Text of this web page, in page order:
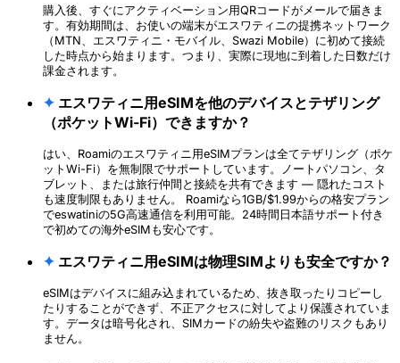
購入後、すぐにアクティベーション用QRコードがメールで届きま
す。有効期間は、お使いの端末がエスワティニの提携ネットワーク
（MTN、エスワティニ・モバイル、Swazi Mobile）に初めて接続
した時点から始まります。つまり、実際に現地に到着した日数だけ
課金されます。
✦ エスワティニ用eSIMを他のデバイスとテザリング
（ポケットWi-Fi）できますか？
はい、Roamiのエスワティニ用eSIMプランは全てテザリング（ポケ
ットWi-Fi）を無制限でサポートしています。ノートパソコン、タ
ブレット、または旅行仲間と接続を共有できます — 隠れたコスト
も速度制限もありません。 Roamiなら1GB/$1.99からの格安プラン
でeswatiniの5G高速通信を利用可能。24時間日本語サポート付き
で初めての海外eSIMも安心です。
✦ エスワティニ用eSIMは物理SIMよりも安全ですか？
eSIMはデバイスに組み込まれているため、抜き取ったりコピーし
たりすることができず、不正アクセスに対してより保護されていま
す。データは暗号化され、SIMカードの紛失や盗難のリスクもあり
ません。